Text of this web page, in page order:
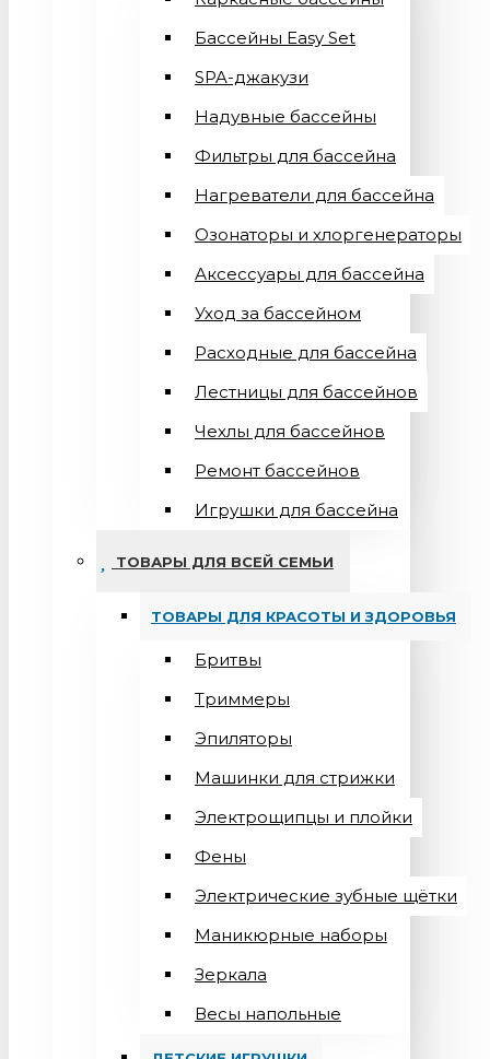
Бассейны Easy Set
SPA-джакузи
Надувные бассейны
Фильтры для бассейна
Нагреватели для бассейна
Озонаторы и хлоргенераторы
Аксессуары для бассейна
Уход за бассейном
Расходные для бассейна
Лестницы для бассейнов
Чехлы для бассейнов
Ремонт бассейнов
Игрушки для бассейна
ТОВАРЫ ДЛЯ ВСЕЙ СЕМЬИ
ТОВАРЫ ДЛЯ КРАСОТЫ И ЗДОРОВЬЯ
Бритвы
Триммеры
Эпиляторы
Машинки для стрижки
Электрощипцы и плойки
Фены
Электрические зубные щётки
Маникюрные наборы
Зеркала
Весы напольные